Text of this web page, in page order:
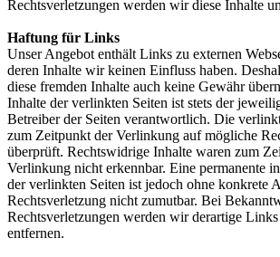
Rechtsverletzungen werden wir diese Inhalte
Haftung für Links
Unser Angebot enthält Links zu externen
deren Inhalte wir keinen Einfluss haben.
diese fremden Inhalte auch keine Gewähr
Inhalte der verlinkten Seiten ist stets der
Betreiber der Seiten verantwortlich. Die
zum Zeitpunkt der Verlinkung auf mögliche
überprüft. Rechtswidrige Inhalte waren zum
Verlinkung nicht erkennbar. Eine permanente
der verlinkten Seiten ist jedoch ohne konkrete
Rechtsverletzung nicht zumutbar. Bei
Rechtsverletzungen werden wir derartige Links
entfernen.